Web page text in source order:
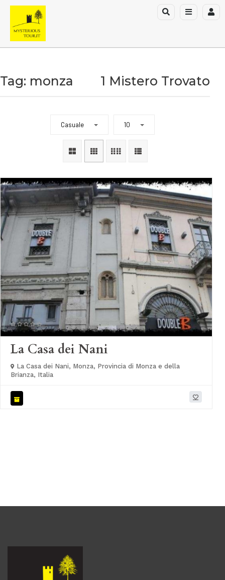
Tag: monza 1 Mistero Trovato
Casuale 10
La Casa dei Nani
La Casa dei Nani, Monza, Provincia di Monza e della
Brianza, Italia